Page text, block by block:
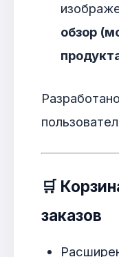
обзор
🛒
заказов